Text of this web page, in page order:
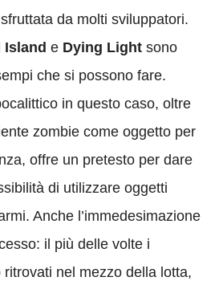
da molti sviluppatori.
Island e Dying Light sono
che si possono fare.
in questo caso, oltre
zombie come oggetto per
offre un pretesto per dare
di utilizzare oggetti
Anche l’immedesimazione
il più delle volte i
nel mezzo della lotta,